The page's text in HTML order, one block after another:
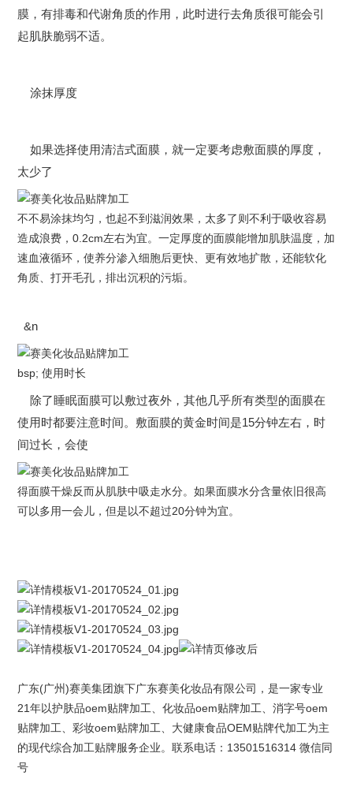
膜，有排毒和代谢角质的作用，此时进行去角质很可能会引
起肌肤脆弱不适。
涂抹厚度
如果选择使用清洁式面膜，就一定要考虑敷面膜的厚度，
太少了
不不易涂抹均匀，也起不到滋润效果，太多了则不利于吸收容易
造成浪费，0.2cm左右为宜。一定厚度的面膜能增加肌肤温度，加
速血液循环，使养分渗入细胞后更快、更有效地扩散，还能软化
角质、打开毛孔，排出沉积的污垢。
&n
bsp; 使用时长
除了睡眠面膜可以敷过夜外，其他几乎所有类型的面膜在
使用时都要注意时间。敷面膜的黄金时间是15分钟左右，时
间过长，会使
得面膜干燥反而从肌肤中吸走水分。如果面膜水分含量依旧很高
可以多用一会儿，但是以不超过20分钟为宜。
广东(广州)赛美集团旗下广东赛美化妆品有限公司 ，是一家专业
21年以护肤品oem贴牌加工、化妆品oem贴牌加工、消字号oem
贴牌加工、彩妆oem贴牌加工、大健康食品OEM贴牌代加工为主
的现代综合加工贴牌服务企业。联系电话：13501516314 微信同
号